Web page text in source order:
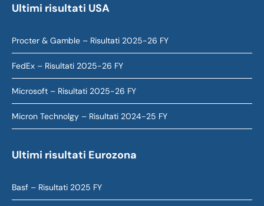
Ultimi risultati USA
Procter & Gamble – Risultati 2025-26 FY
FedEx – Risultati 2025-26 FY
Microsoft – Risultati 2025-26 FY
Micron Technolgy – Risultati 2024-25 FY
Ultimi risultati Eurozona
Basf – Risultati 2025 FY